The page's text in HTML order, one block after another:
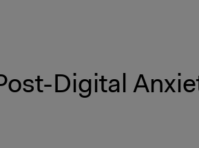
Digital